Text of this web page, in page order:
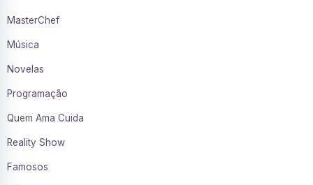
MasterChef
Música
Novelas
Programação
Quem Ama Cuida
Reality Show
Famosos